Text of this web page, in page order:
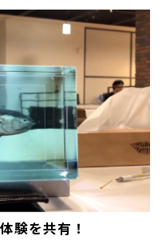
験を共有！